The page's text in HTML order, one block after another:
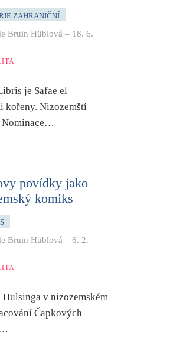
ZAHRANIČNÍ
Bruin Hüblová – 18. 6.
je Safae el
kořeny. Nizozemští
Nominace…
povídky jako
komiks
Bruin Hüblová –6. 2.
v nizozemském
Čapkových